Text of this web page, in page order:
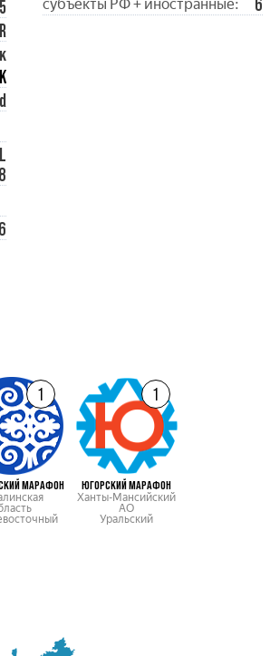
субъекты РФ + иностранные: 6
1
МАРАФОН
1
ЮГОРСКИЙ МАРАФОН
Ханты-Мансийский
АО
Уральский